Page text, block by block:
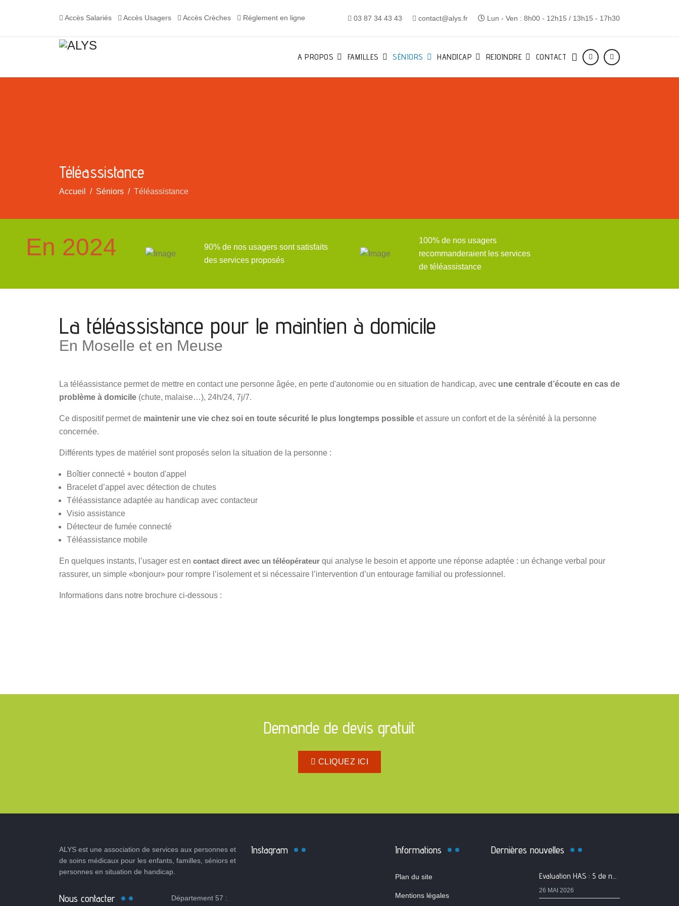
Accès Salariés Accès Usagers Accès Crèches Réglement en ligne 03 87 34 43 43 contact@alys.fr Lun - Ven : 8h00 - 12h15 / 13h15 - 17h30
A PROPOS FAMILLES SÉNIORS HANDICAP REJOINDRE CONTACT
Téléassistance
Accueil Séniors Téléassistance
En 2024
90% de nos usagers sont satisfaits
des services proposés
100% de nos usagers
recommanderaient les services
de téléassistance
La téléassistance pour le maintien à domicile
En Moselle et en Meuse
La téléassistance permet de mettre en contact une personne âgée, en perte d'autonomie ou en situation de handicap, avec une centrale d’écoute en cas de
problème à domicile (chute, malaise…), 24h/24, 7j/7.
Ce dispositif permet de maintenir une vie chez soi en toute sécurité le plus longtemps possible et assure un confort et de la sérénité à la personne
concernée.
Différents types de matériel sont proposés selon la situation de la personne :
Boîtier connecté + bouton d'appel
Bracelet d’appel avec détection de chutes
Téléassistance adaptée au handicap avec contacteur
Visio assistance
Détecteur de fumée connecté
Téléassistance mobile
En quelques instants, l’usager est en contact direct avec un téléopérateur qui analyse le besoin et apporte une réponse adaptée : un échange verbal pour
rassurer, un simple «bonjour» pour rompre l’isolement et si nécessaire l’intervention d’un entourage familial ou professionnel.
Informations dans notre brochure ci-dessous :
Demande de devis gratuit
CLIQUEZ ICI
ALYS est une association de services aux personnes et
de soins médicaux pour les enfants, familles, séniors et
personnes en situation de handicap.
Nous contacter
Département 57 :
Instagram Informations
Plan du site
Mentions légales
Dernières nouvelles
Evaluation HAS : 5 de nos services classés A
26 MAI 2026